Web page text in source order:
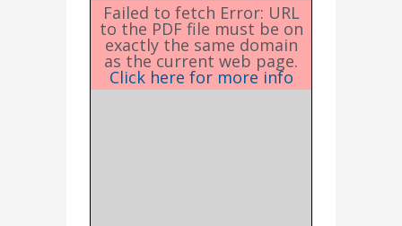
Failed to fetch Error: URL
to the PDF file must be on
exactly the same domain
as the current web page.
Click here for more info